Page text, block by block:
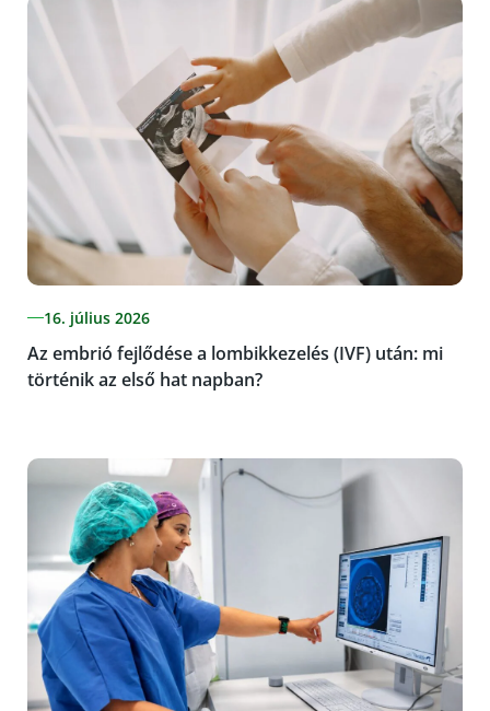
16. július 2026
Az embrió fejlődése a lombikkezelés (IVF) után: mi
történik az első hat napban?